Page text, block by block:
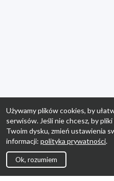
Używamy plików cookies, by
serwisów. Jeśli nie chcesz, by
Twoim dysku, zmień ustawienia
informacji: polityka prywatności.
Ok, rozumiem